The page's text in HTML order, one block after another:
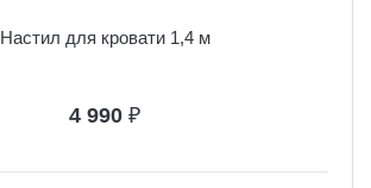
Настил для кровати 1,4 м
4 990 ₽